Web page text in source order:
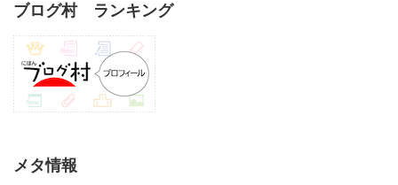
ブログ村 ランキング
メタ情報